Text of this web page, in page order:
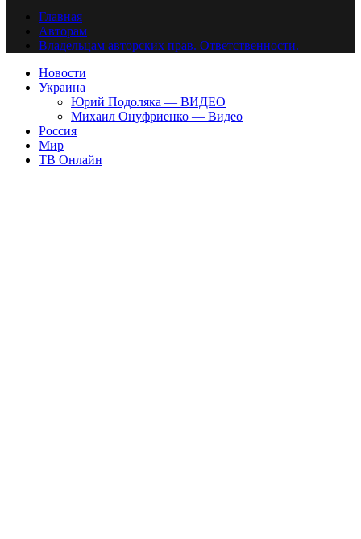
Главная
Авторам
Владельцам авторских прав. Ответственности.
Новости
Украина
Юрий Подоляка — ВИДЕО
Михаил Онуфриенко — Видео
Россия
Мир
ТВ Онлайн